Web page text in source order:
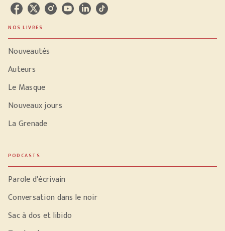
NOS LIVRES
Nouveautés
Auteurs
Le Masque
Nouveaux jours
La Grenade
PODCASTS
Parole d'écrivain
Conversation dans le noir
Sac à dos et libido